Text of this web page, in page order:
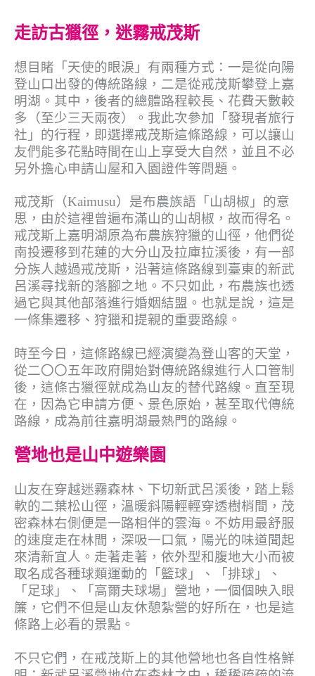
走訪古獵徑，迷霧戒茂斯
想目睹「天使的眼淚」有兩種方式：一是從向陽
登山口出發的傳統路線，二是從戒茂斯攀登上嘉
明湖。其中，後者的總體路程較長、花費天數較
多（至少三天兩夜）。我此次參加「發現者旅行
社」的行程，即選擇戒茂斯這條路線，可以讓山
友們能多花點時間在山上享受大自然，並且不必
另外擔心申請山屋和入園證件等問題。
戒茂斯（Kaimusu）是布農族語「山胡椒」的意
思，由於這裡曾遍布滿山的山胡椒，故而得名。
戒茂斯上嘉明湖原為布農族狩獵的山徑，他們從
南投遷移到花蓮的大分山及拉庫拉溪後，有一部
分族人越過戒茂斯，沿著這條路線到臺東的新武
呂溪尋找新的落腳之地。不只如此，布農族也透
過它與其他部落進行婚姻結盟。也就是說，這是
一條集遷移、狩獵和提親的重要路線。
時至今日，這條路線已經演變為登山客的天堂，
從二〇〇五年政府開始對傳統路線進行人口管制
後，這條古獵徑就成為山友的替代路線。直至現
在，因為它申請方便、景色原始，甚至取代傳統
路線，成為前往嘉明湖最熱門的路線。
營地也是山中遊樂園
山友在穿越迷霧森林、下切新武呂溪後，踏上鬆
軟的二葉松山徑，溫暖斜陽輕輕穿透樹梢間，茂
密森林右側便是一路相伴的雲海。不妨用最舒服
的速度走在林間，深吸一口氣，陽光的味道聞起
來清新宜人。走著走著，依外型和腹地大小而被
取名成各種球類運動的「籃球」、「排球」、
「足球」、「高爾夫球場」營地，一個個映入眼
簾，它們不但是山友休憩紮營的好所在，也是這
條路上必看的景點。
不只它們，在戒茂斯上的其他營地也各自性格鮮